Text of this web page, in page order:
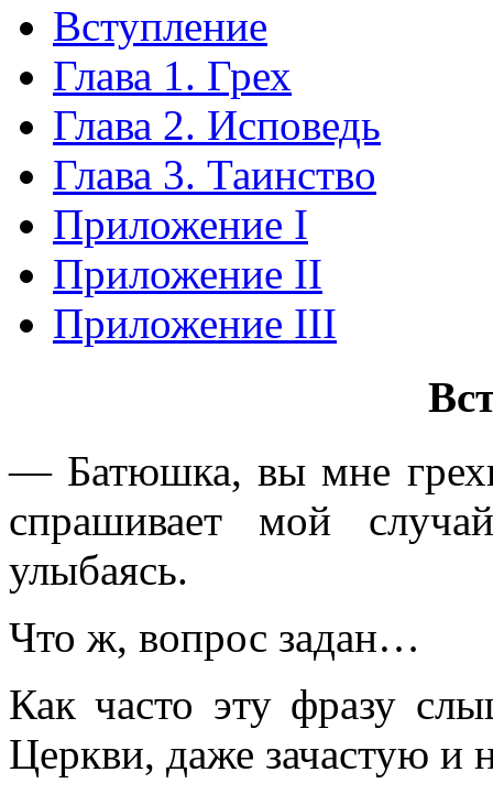
Вступление
Глава 1. Грех
Глава 2. Исповедь
Глава 3. Таинство
Приложение I
Приложение II
Приложение III
— Батюшка, вы мне
спрашивает мой
улыбаясь.
Что ж, вопрос задан…
Как часто эту фразу
Церкви, даже зачастую и